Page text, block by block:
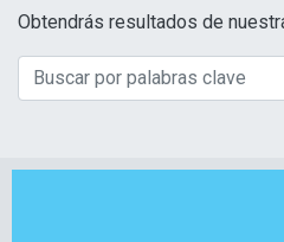
Obtendrás resultados de